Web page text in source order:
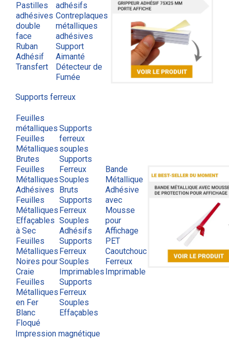
Pastilles
adhésives
double
face
Ruban
Adhésif
Transfert
adhésifs
Contreplaques
métalliques
adhésives
Support
Aimanté
Détecteur de
Fumée
Supports ferreux
Feuilles
métalliques
Feuilles
Métalliques
Brutes
Feuilles
Métalliques
Adhésives
Feuilles
Métalliques
Effaçables
à Sec
Feuilles
Métalliques
Noires pour
Craie
Feuilles
Métalliques
en Fer
Blanc
Floqué
Supports
ferreux
souples
Supports
Ferreux
Souples
Bruts
Supports
Ferreux
Souples
Adhésifs
Supports
Ferreux
Souples
Imprimables
Supports
Ferreux
Souples
Effaçables
Bande
Métallique
Adhésive
avec
Mousse
pour
Affichage
PET
Caoutchouc
Ferreux
Imprimable
Impression magnétique